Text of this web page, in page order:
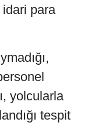
para
yolcularla
tespit